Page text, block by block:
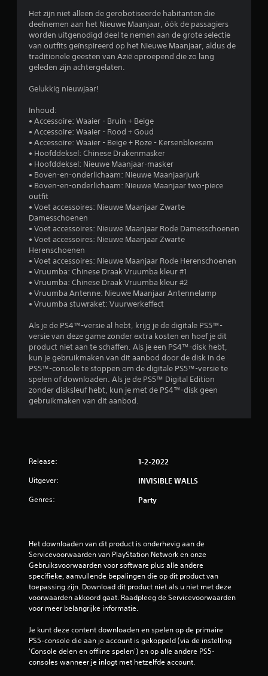
Het zijn niet alleen de gerobotiseerde habitanten die
deelnemen aan het Nieuwe Maanjaar, óók de passagiers
worden uitgenodigd deel te nemen aan de grote selectie
van outfits geïnspireerd op het Nieuwe Maanjaar, aldus de
traditionele geesten van Azië oproepend die zo lang
geleden zijn achtergelaten.
Gelukkig nieuwjaar!
Inhoud:
• Accessoire: Waaier - Bruin + Beige
• Accessoire: Waaier - Rood + Goud
• Accessoire: Waaier - Beige + Roze - Kersenbloesem
• Hoofddeksel: Chinese Drakenmasker
• Hoofddeksel: Nieuwe Maanjaar-masker
• Boven-en-onderlichaam: Nieuwe Maanjaarjurk
• Boven-en-onderlichaam: Nieuwe Maanjaar two-piece
outfit
• Voet accessoires: Nieuwe Maanjaar Zwarte
Damesschoenen
• Voet accessoires: Nieuwe Maanjaar Rode Damesschoenen
• Voet accessoires: Nieuwe Maanjaar Zwarte
Herenschoenen
• Voet accessoires: Nieuwe Maanjaar Rode Herenschoenen
• Vruumba: Chinese Draak Vruumba kleur #1
• Vruumba: Chinese Draak Vruumba kleur #2
• Vruumba Antenne: Nieuwe Maanjaar Antennelamp
• Vruumba stuwraket: Vuurwerkeffect
Als je de PS4™-versie al hebt, krijg je de digitale PS5™-
versie van deze game zonder extra kosten en hoef je dit
product niet aan te schaffen. Als je een PS4™-disk hebt,
kun je gebruikmaken van dit aanbod door de disk in de
PS5™-console te stoppen om de digitale PS5™-versie te
spelen of downloaden. Als je de PS5™ Digital Edition
zonder disksleuf hebt, kun je met de PS4™-disk geen
gebruikmaken van dit aanbod.
Release: 1-2-2022
Uitgever: INVISIBLE WALLS
Genres: Party
Het downloaden van dit product is onderhevig aan de
Servicevoorwaarden van PlayStation Network en onze
Gebruiksvoorwaarden voor software plus alle andere
specifieke, aanvullende bepalingen die op dit product van
toepassing zijn. Download dit product niet als u niet met deze
voorwaarden akkoord gaat. Raadpleeg de Servicevoorwaarden
voor meer belangrijke informatie.
Je kunt deze content downloaden en spelen op de primaire
PS5-console die aan je account is gekoppeld (via de instelling
'Console delen en offline spelen') en op alle andere PS5-
consoles wanneer je inlogt met hetzelfde account.